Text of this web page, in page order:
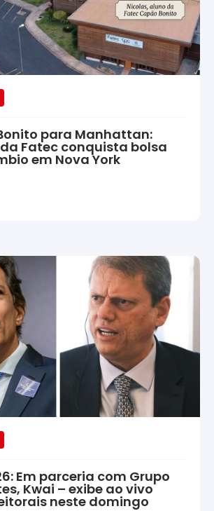
para Manhattan:
Fatec conquista bolsa
em Nova York
Em parceria com Grupo
Kwai – exibe ao vivo
neste domingo